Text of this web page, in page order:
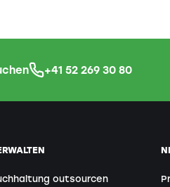
+41 52 269 30 80
outsourcen